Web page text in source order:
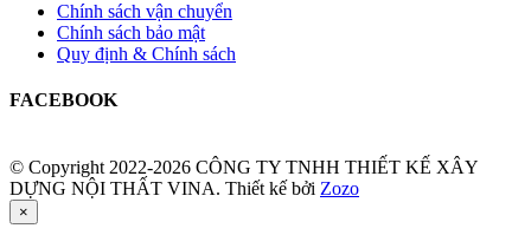
Chính sách vận chuyển
Chính sách bảo mật
Quy định & Chính sách
FACEBOOK
© Copyright 2022-2026 CÔNG TY TNHH THIẾT KẾ XÂY
DỰNG NỘI THẤT VINA. Thiết kế bởi Zozo
×